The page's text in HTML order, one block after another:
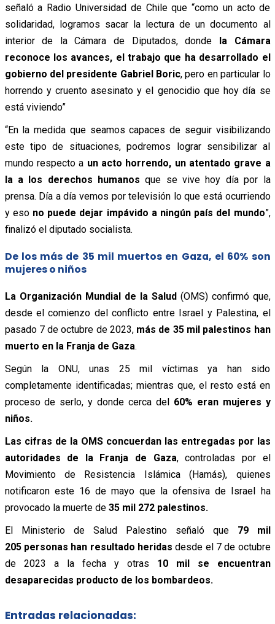
señaló a Radio Universidad de Chile que “como un acto de
solidaridad, logramos sacar la lectura de un documento al
interior de la Cámara de Diputados, donde la Cámara
reconoce los avances, el trabajo que ha desarrollado el
gobierno del presidente Gabriel Boric, pero en particular lo
horrendo y cruento asesinato y el genocidio que hoy día se
está viviendo”
“En la medida que seamos capaces de seguir visibilizando
este tipo de situaciones, podremos lograr sensibilizar al
mundo respecto a un acto horrendo, un atentado grave a
la a los derechos humanos que se vive hoy día por la
prensa. Día a día vemos por televisión lo que está ocurriendo
y eso no puede dejar impávido a ningún país del mundo”,
finalizó el diputado socialista.
De los más de 35 mil muertos en Gaza, el 60% son
mujeres o niños
La Organización Mundial de la Salud(OMS) confirmó que,
desde el comienzo del conflicto entre Israel y Palestina, el
pasado 7 de octubre de 2023, más de 35 mil palestinos han
muerto en la Franja de Gaza.
Según la ONU, unas 25 mil víctimas ya han sido
completamente identificadas; mientras que, el resto está en
proceso de serlo, y donde cerca del 60% eran mujeres y
niños.
Las cifras de la OMS concuerdan las entregadas por las
autoridades de la Franja de Gaza, controladas por el
Movimiento de Resistencia Islámica (Hamás), quienes
notificaron este 16 de mayo que la ofensiva de Israel ha
provocado la muerte de 35 mil 272 palestinos.
El Ministerio de Salud Palestino señaló que79 mil
205 personas han resultado heridas desde el 7 de octubre
de 2023 a la fecha y otras 10 mil se encuentran
desaparecidas producto de los bombardeos.
Entradas relacionadas: